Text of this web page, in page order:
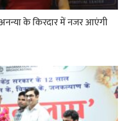
के किरदार में नजर आएंगी